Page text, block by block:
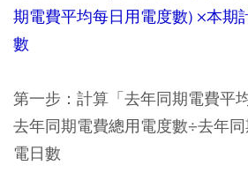
期電費平均每日用電度數) ×本期
數
第一步：計算「去年同期電費平
去年同期電費總用電度數÷去年
電日數